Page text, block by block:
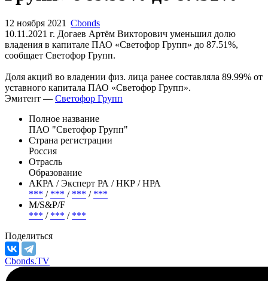
12 ноября 2021 Cbonds
10.11.2021 г. Догаев Артём Викторович уменьшил долю
владения в капитале ПАО «Светофор Групп» до 87.51%,
сообщает Светофор Групп.
Доля акций во владении физ. лица ранее составляла 89.99% от
уставного капитала ПАО «Светофор Групп».
Эмитент — Светофор Групп
Полное название
ПАО "Светофор Групп"
Страна регистрации
Россия
Отрасль
Образование
АКРА / Эксперт РА / НКР / НРА
*** / *** / *** / ***
М/S&P/F
*** / *** / ***
Поделиться
Cbonds.TV